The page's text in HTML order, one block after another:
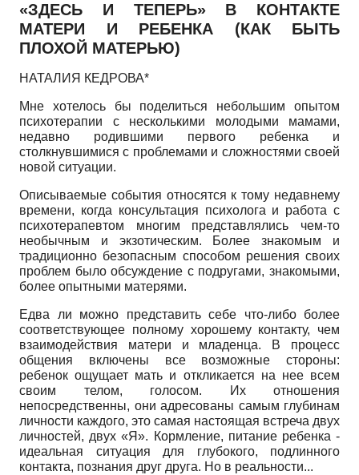
«ЗДЕСЬ И ТЕПЕРЬ» В КОНТАКТЕ
МАТЕРИ И РЕБЕНКА (КАК БЫТЬ
ПЛОХОЙ МАТЕРЬЮ)
НАТАЛИЯ КЕДРОВА*
Мне хотелось бы поделиться небольшим опытом
психотерапии с несколькими молодыми мамами,
недавно родившими первого ребенка и
столкнувшимися с проблемами и сложностями своей
новой ситуации.
Описываемые события относятся к тому недавнему
времени, когда консультация психолога и работа с
психотерапевтом многим представлялись чем-то
необычным и экзотическим. Более знакомым и
традиционно безопасным способом решения своих
проблем было обсуждение с подругами, знакомыми,
более опытными матерями.
Едва ли можно представить себе что-либо более
соответствующее полному хорошему контакту, чем
взаимодействия матери и младенца. В процесс
общения включены все возможные стороны:
ребенок ощущает мать и откликается на нее всем
своим телом, голосом. Их отношения
непосредственны, они адресованы самым глубинам
личности каждого, это самая настоящая встреча двух
личностей, двух «Я». Кормление, питание ребенка -
идеальная ситуация для глубокого, подлинного
контакта, познания друг друга. Но в реальности...